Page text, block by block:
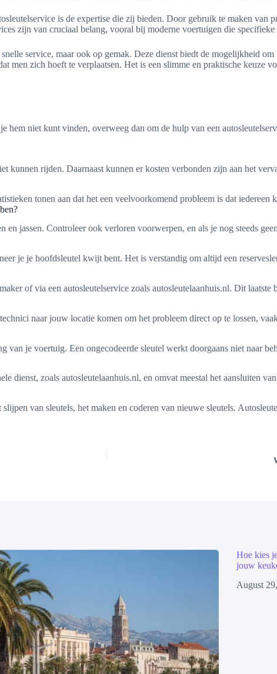
is de expertise die zij bieden. Door gebruik te maken van
zijn van cruciaal belang, vooral bij moderne voertuigen die
service, maar ook op gemak. Deze dienst biedt de mogelijkheid
men zich hoeft te verplaatsen. Het is een slimme en praktische keuze
niet kunt vinden, overweeg dan om de hulp van een
kunnen rijden. Daarnaast kunnen er kosten verbonden zijn aan het
tonen aan dat het een veelvoorkomend probleem is dat iedereen
jassen. Controleer ook verloren voorwerpen, en als je nog steeds
je je hoofdsleutel kwijt bent. Het is verstandig om altijd een
of via een autosleutelservice zoals autosleutelaanhuis.nl. Dit laatste
naar jouw locatie komen om het probleem direct op te lossen,
je voertuig. Een ongecodeerde sleutel werkt doorgaans niet naar
dienst, zoals autosleutelaanhuis.nl, en omvat meestal het aansluiten
van sleutels, het maken en coderen van nieuwe sleutels.
Hoe kies
jouw
August